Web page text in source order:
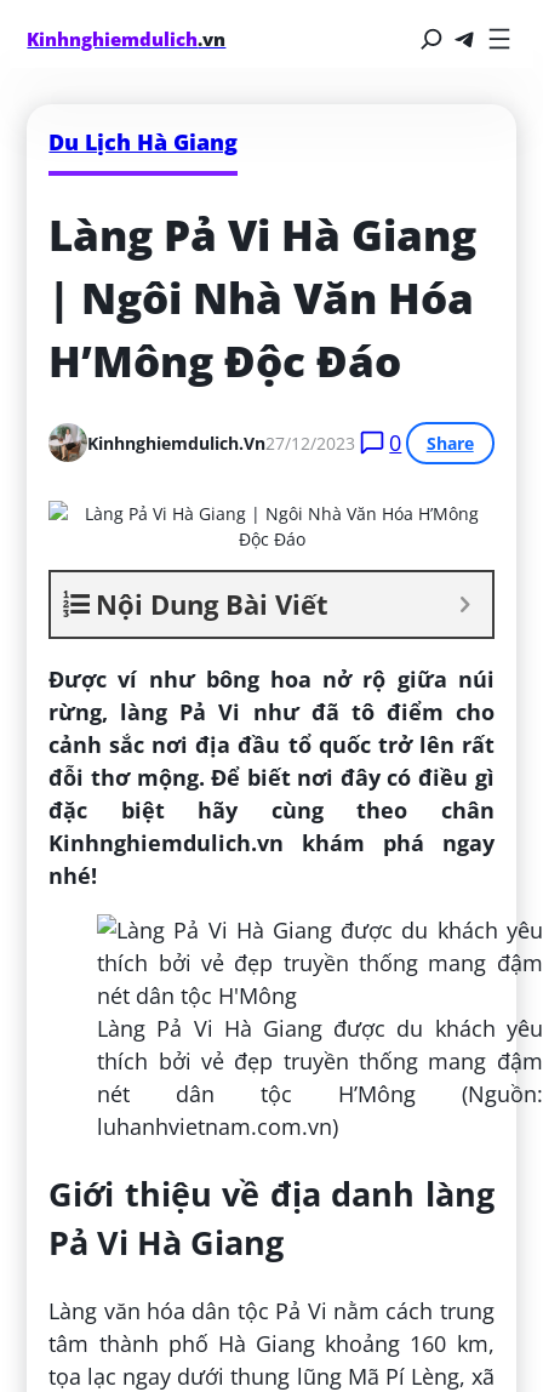
Kinhnghiemdulich.vn
Du Lịch Hà Giang
Làng Pả Vi Hà Giang
| Ngôi Nhà Văn Hóa
H’Mông Độc Đáo
Kinhnghiemdulich.vn27/12/2023 0 Share
Nội Dung Bài Viết
Được ví như bông hoa nở rộ giữa núi
rừng, làng Pả Vi như đã tô điểm cho
cảnh sắc nơi địa đầu tổ quốc trở lên rất
đỗi thơ mộng. Để biết nơi đây có điều gì
đặc biệt hãy cùng theo chân
Kinhnghiemdulich.vn khám phá ngay
nhé!
Làng Pả Vi Hà Giang được du khách yêu
thích bởi vẻ đẹp truyền thống mang đậm
nét dân tộc H’Mông (Nguồn:
luhanhvietnam.com.vn)
Giới thiệu về địa danh làng
Pả Vi Hà Giang
Làng văn hóa dân tộc Pả Vi nằm cách trung
tâm thành phố Hà Giang khoảng 160 km,
tọa lạc ngay dưới thung lũng Mã Pí Lèng, xã